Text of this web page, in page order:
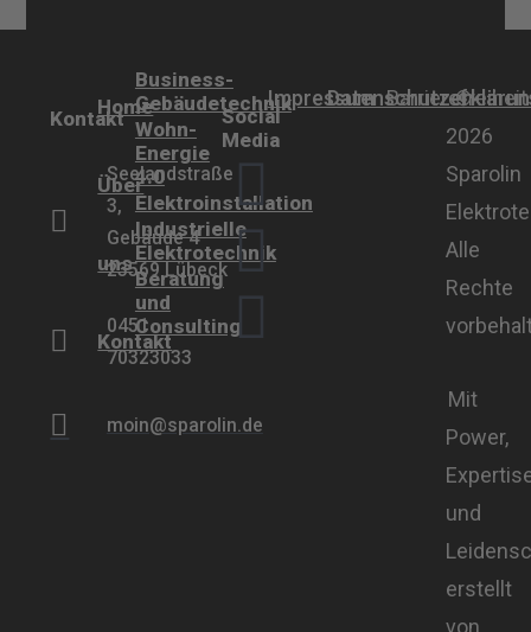
Kontakt
Seelandstraße
3,
Gebäude 4
23569 Lübeck
0451
70323033
moin@sparolin.de
Home
Über
uns
Kontakt
Business-
Gebäudetechnik
Wohn-
Energie
4.0
Elektroinstallation
Industrielle
Elektrotechnik
Beratung
und
Consulting
Social
Media
Impressum
©
2026
Sparolin
Alle
Rechte
Mit
Power,
und
erstellt